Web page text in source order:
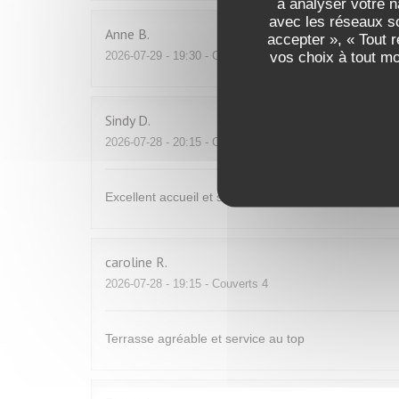
avec les réseaux
accepter », « Tout
vos choix à tout
Anne B
2026-07-29 - 19:30 - Couverts 3
Sindy D
2026-07-28 - 20:15 - Couverts 2
Excellent accueil et service ! Repas délicieux et
caroline R
2026-07-28 - 19:15 - Couverts 4
Terrasse agréable et service au top